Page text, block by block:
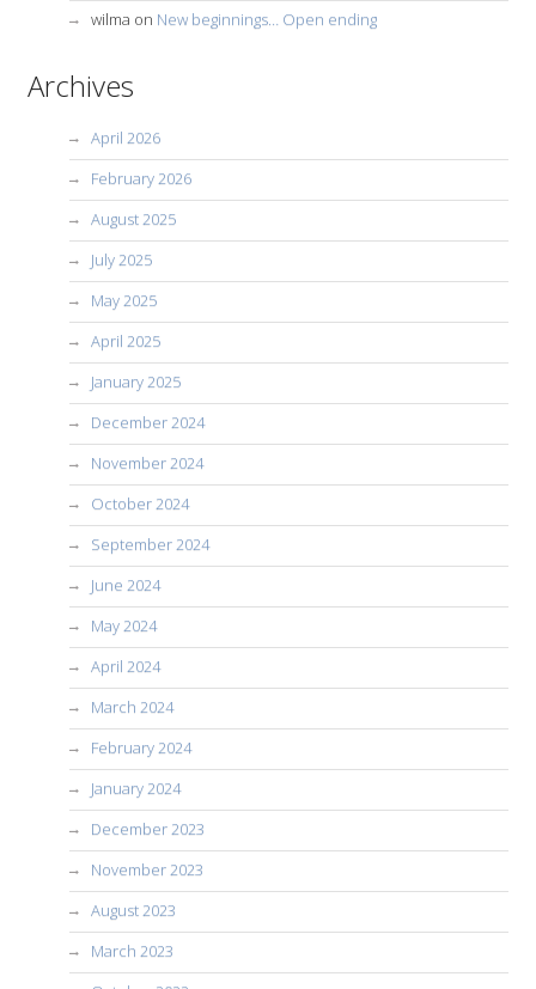
wilma on New beginnings… Open ending
Archives
April 2026
February 2026
August 2025
July 2025
May 2025
April 2025
January 2025
December 2024
November 2024
October 2024
September 2024
June 2024
May 2024
April 2024
March 2024
February 2024
January 2024
December 2023
November 2023
August 2023
March 2023